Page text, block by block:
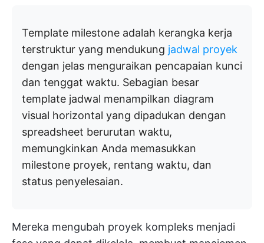
Template milestone adalah kerangka kerja
terstruktur yang mendukung jadwal proyek
dengan jelas menguraikan pencapaian kunci
dan tenggat waktu. Sebagian besar
template jadwal menampilkan diagram
visual horizontal yang dipadukan dengan
spreadsheet berurutan waktu,
memungkinkan Anda memasukkan
milestone proyek, rentang waktu, dan
status penyelesaian.
Mereka mengubah proyek kompleks menjadi